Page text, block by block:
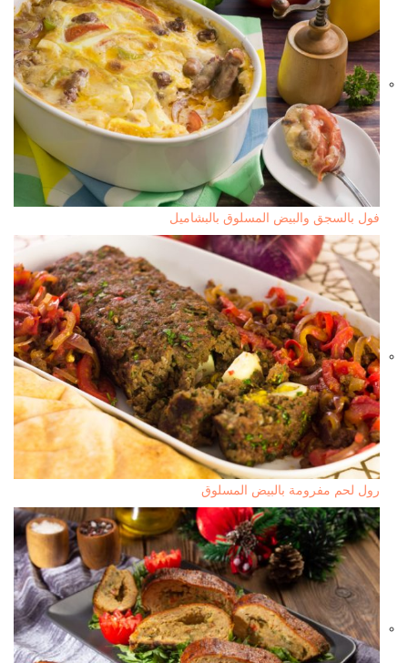
فول بالسجق والبيض المسلوق بالبشاميل
رول لحم مفرومة بالبيض المسلوق